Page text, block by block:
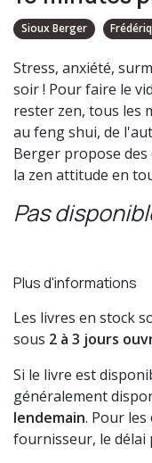
Sioux Berger
Stress, anxiété,
soir ! Pour faire le
rester zen, tous les
au feng shui, de
Berger propose
la zen attitude en
Pas
Plus d'informations
Les livres en stock
sous 2 à 3 jours
Si le livre est
généralement
lendemain. Pour
fournisseur, le délai